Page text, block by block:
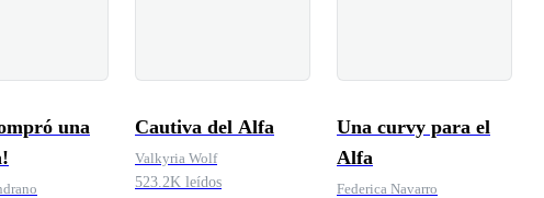
una
Cautiva del Alfa
Valkyria Wolf
523.2K leídos
Una curvy para el
Alfa
Federica Navarro